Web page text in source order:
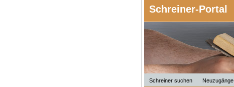
Schreiner-Portal
Schreiner suchen Neuzugänge